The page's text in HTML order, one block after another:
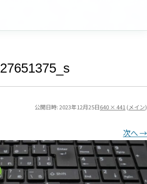
27651375_s
公開日時:2023年12月25日640 × 441 ( メイン)
次へ →